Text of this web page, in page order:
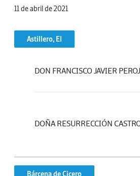
11 de abril de 2021
Astillero, El
DON FRANCISCO JAVIER
DOÑA RESURRECCIÓN
Bárcena de Cicero